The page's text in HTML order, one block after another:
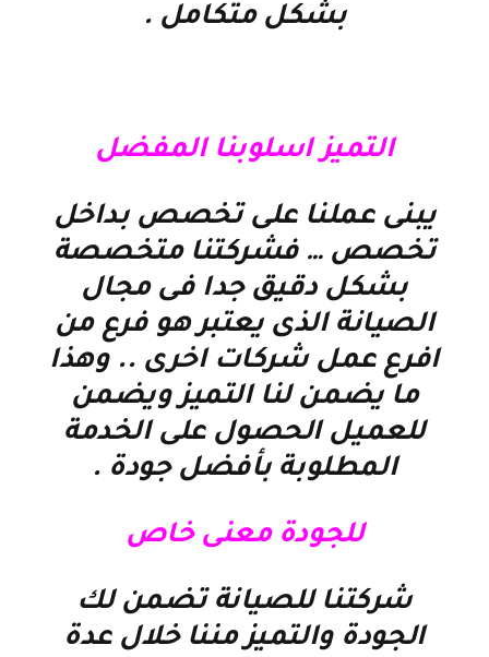
بشكل متكامل .
التميز اسلوبنا المفضل
يبنى عملنا على تخصص بداخل
تخصص … فشركتنا متخصصة
بشكل دقيق جدا فى مجال
الصيانة الذى يعتبر هو فرع من
افرع عمل شركات اخرى .. وهذا
ما يضمن لنا التميز ويضمن
للعميل الحصول على الخدمة
المطلوبة بأفضل جودة .
للجودة معنى خاص
شركتنا للصيانة تضمن لك
الجودة والتميز مننا خلال عدة